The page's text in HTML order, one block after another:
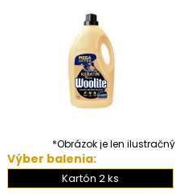
*Obrázok je len ilustračný
Výber balenia:
Kartón 2 ks